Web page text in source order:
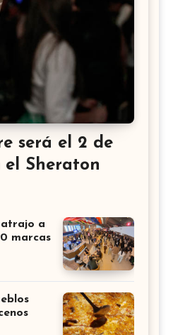
será el 2 de
el Sheraton
atrajo a
marcas